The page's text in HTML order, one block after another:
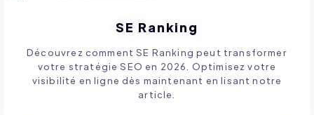
SE Ranking
Découvrez comment SE Ranking peut transformer
votre stratégie SEO en 2026. Optimisez votre
visibilité en ligne dès maintenant en lisant notre
article.